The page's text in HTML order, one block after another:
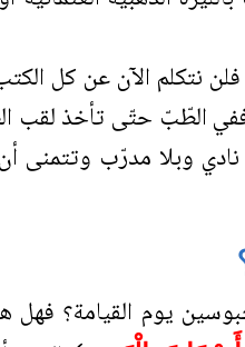
نتكلم الآن عن كل
ففي الطّبّ حتّى تأخذ
نادي وبلا مدرّب
يوم القيامة؟ فهل